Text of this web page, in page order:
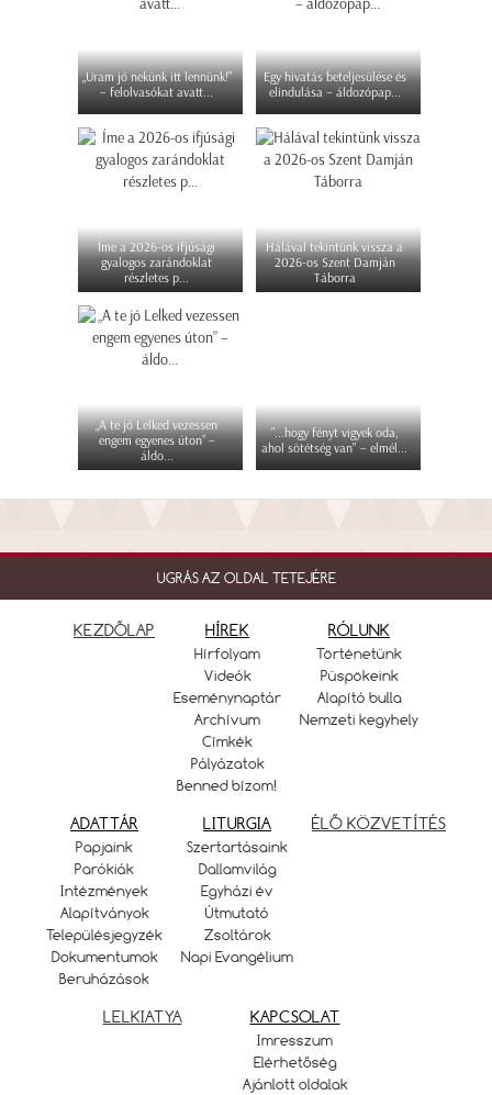
„Uram jó nekünk itt lennünk!”
– felolvasókat avatt...
Egy hivatás beteljesülése és
elindulása – áldozópap...
Íme a 2026-os ifjúsági
gyalogos zarándoklat
részletes p...
Hálával tekintünk vissza a
2026-os Szent Damján
Táborra
„A te jó Lelked vezessen
engem egyenes úton” –
áldo...
"...hogy fényt vigyek oda,
ahol sötétség van" – elmél...
UGRÁS AZ OLDAL TETEJÉRE
KEZDŐLAP HÍREK
Hírfolyam
Videók
Eseménynaptár
Archívum
Címkék
Pályázatok
Benned bízom!
RÓLUNK
Történetünk
Püspökeink
Alapító bulla
Nemzeti kegyhely
ADATTÁR
Papjaink
Parókiák
Intézmények
Alapítványok
Településjegyzék
Dokumentumok
Beruházások
LITURGIA
Szertartásaink
Dallamvilág
Egyházi év
Útmutató
Zsoltárok
Napi Evangélium
ÉLŐ KÖZVETÍTÉS
LELKIATYA KAPCSOLAT
Imresszum
Elérhetőség
Ajánlott oldalak